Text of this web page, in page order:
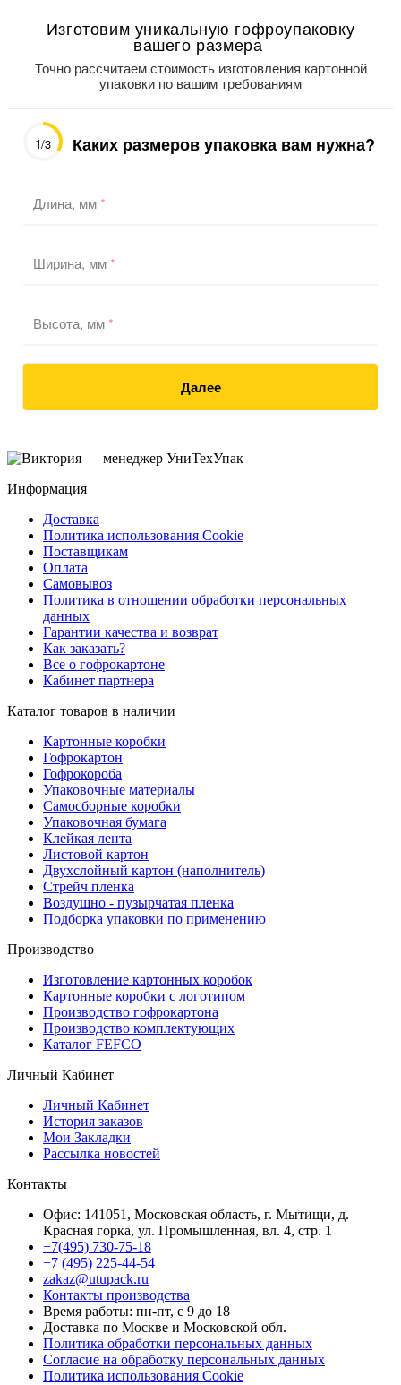
Изготовим уникальную гофроупаковку
вашего размера
Точно рассчитаем стоимость изготовления картонной
упаковки по вашим требованиям
1/3 Каких размеров упаковка вам нужна?
Длина, мм*
Ширина, мм*
Высота, мм*
Далее
Информация
Доставка
Политика использования Cookie
Поставщикам
Оплата
Самовывоз
Политика в отношении обработки персональных
данных
Гарантии качества и возврат
Как заказать?
Все о гофрокартоне
Кабинет партнера
Каталог товаров в наличии
Картонные коробки
Гофрокартон
Гофрокороба
Упаковочные материалы
Самосборные коробки
Упаковочная бумага
Клейкая лента
Листовой картон
Двухслойный картон (наполнитель)
Стрейч пленка
Воздушно - пузырчатая пленка
Подборка упаковки по применению
Производство
Изготовление картонных коробок
Картонные коробки с логотипом
Производство гофрокартона
Производство комплектующих
Каталог FEFCO
Личный Кабинет
Личный Кабинет
История заказов
Мои Закладки
Рассылка новостей
Контакты
Офис: 141051, Московская область, г. Мытищи, д.
Красная горка, ул. Промышленная, вл. 4, стр. 1
+7(495) 730-75-18
+7 (495) 225-44-54
zakaz@utupack.ru
Контакты производства
Время работы: пн-пт, с 9 до 18
Доставка по Москве и Московской обл.
Политика обработки персональных данных
Согласие на обработку персональных данных
Политика использования Cookie